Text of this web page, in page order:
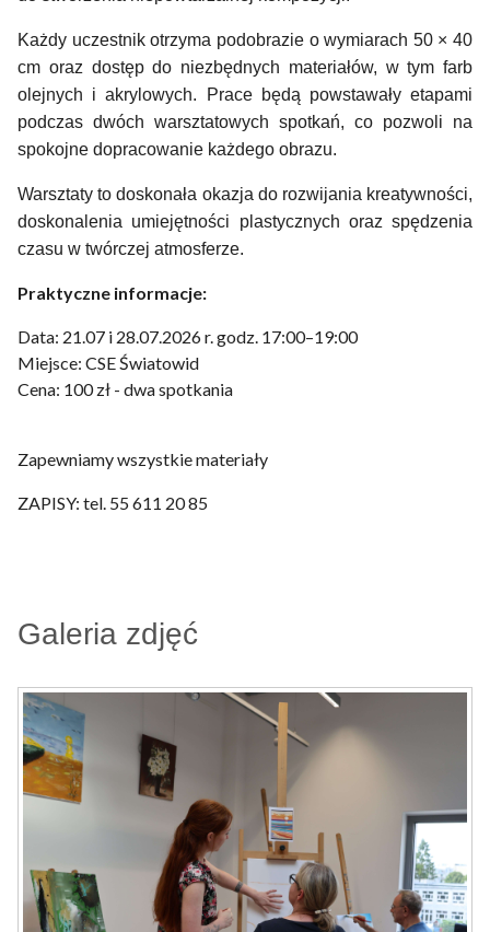
Każdy uczestnik otrzyma podobrazie o wymiarach 50 × 40
cm oraz dostęp do niezbędnych materiałów, w tym farb
olejnych i akrylowych. Prace będą powstawały etapami
podczas dwóch warsztatowych spotkań, co pozwoli na
spokojne dopracowanie każdego obrazu.
Warsztaty to doskonała okazja do rozwijania kreatywności,
doskonalenia umiejętności plastycznych oraz spędzenia
czasu w twórczej atmosferze.
Praktyczne informacje:
Data: 21.07 i 28.07.2026 r. godz. 17:00–19:00
Miejsce: CSE Światowid
Cena: 100 zł - dwa spotkania
Zapewniamy wszystkie materiały
ZAPISY: tel. 55 611 20 85
Galeria zdjęć